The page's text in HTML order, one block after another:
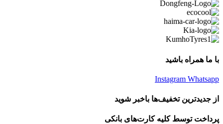
با ما همراه باشید
Instagram Whatsapp
از جدیدترین تخفیف‌ها باخبر شوید
پرداخت توسط کلیه کارت‌های بانکی